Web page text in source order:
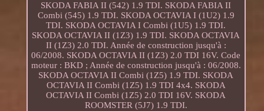
SKODA FABIA II (542) 1.9 TDI. SKODA FABIA II
Combi (545) 1.9 TDI. SKODA OCTAVIA I (1U2) 1.9
TDI. SKODA OCTAVIA I Combi (1U5) 1.9 TDI.
SKODA OCTAVIA II (1Z3) 1.9 TDI. SKODA OCTAVIA
II (1Z3) 2.0 TDI. Année de construction jusqu'à :
06/2008. SKODA OCTAVIA II (1Z3) 2.0 TDI 16V. Code
moteur : BKD ; Année de construction jusqu'à : 06/2008.
SKODA OCTAVIA II Combi (1Z5) 1.9 TDI. SKODA
OCTAVIA II Combi (1Z5) 1.9 TDI 4x4. SKODA
OCTAVIA II Combi (1Z5) 2.0 TDI 16V. SKODA
ROOMSTER (5J7) 1.9 TDI.